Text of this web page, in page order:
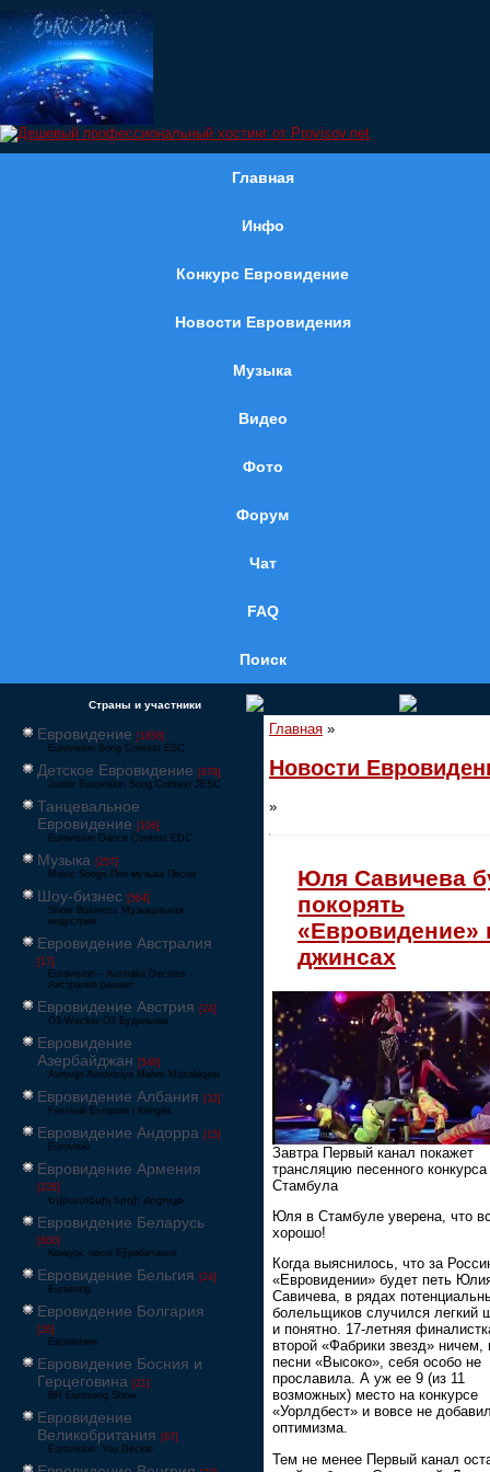
Главная
Инфо
Конкурс Евровидение
Новости Евровидения
Музыка
Видео
Фото
Форум
Чат
FAQ
Поиск
Страны и участники
Евровидение [1858]
Eurovision Song Contest ESC
Детское Евровидение [878]
Junior Eurovision Song Contest JESC
Танцевальное
Евровидение [106]
Eurovision Dance Contest EDC
Музыка [257]
Music Songs Поп-музыка Песни
Шоу-бизнес [564]
Show Business Музыкальная
индустрия
Евровидение Австралия
[17]
Eurovision – Australia Decides
Австралия решает
Евровидение Австрия [24]
Ö3-Wecker Ö3 Будильник
Евровидение
Азербайджан [549]
Avrovijn Avroviziya Mahnı Müsabiqəsi
Евровидение Албания [32]
Festivali Evropian i Këngës
Евровидение Андорра [15]
Eurovisió
Евровидение Армения
[228]
Եվրատեսիլ երգի մրցույթ
Евровидение Беларусь
[600]
Конкурс песні Еўрабачанне
Евровидение Бельгия [24]
Eurosong
Евровидение Болгария
[26]
Евровизия
Евровидение Босния и
Герцеговина [21]
BH Eurosong Show
Евровидение
Великобритания [67]
Eurovision: You Decide
Главная »
Новости
»
Юля Савичева
покорять
«Евровидение»
джинсах
Завтра Первый канал покажет
трансляцию песенного конкурса
Стамбула
Юля в Стамбуле уверена, что
хорошо!
Когда выяснилось, что за
«Евровидении» будет петь
Савичева, в рядах
болельщиков случился легкий
и понятно. 17-летняя
второй «Фабрики звезд» ничем,
песни «Высоко», себя особо не
прославила. А уж ее 9 (из 11
возможных) место на конкурсе
«Уорлдбест» и вовсе не
оптимизма.
Тем не менее Первый канал